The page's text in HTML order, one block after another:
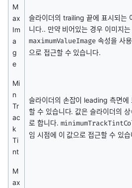
M
ax
Im
a
g
e
슬라이더의 trailing 끝에 표시되는
니다.. 만약 비어있는 경우 이미지
maximumValueImage속성을 사
으로 접근할 수 있습니다.
Mi
n
Tr
ac
k
Ti
nt
슬라이더의 손잡이 leading 측면에
할 수 있습니다. 값은 슬라이더의
로 합니다.
임 시점에 이 값으로 접근할 수 있습
M
ax